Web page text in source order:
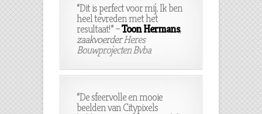
“Dit is perfect voor mij. Ik ben
heel tevreden met het
resultaat!” –Toon Hermans,
zaakvoerderHeres
Bouwprojecten Bvba
“De sfeervolle en mooie
beelden van Citypixels